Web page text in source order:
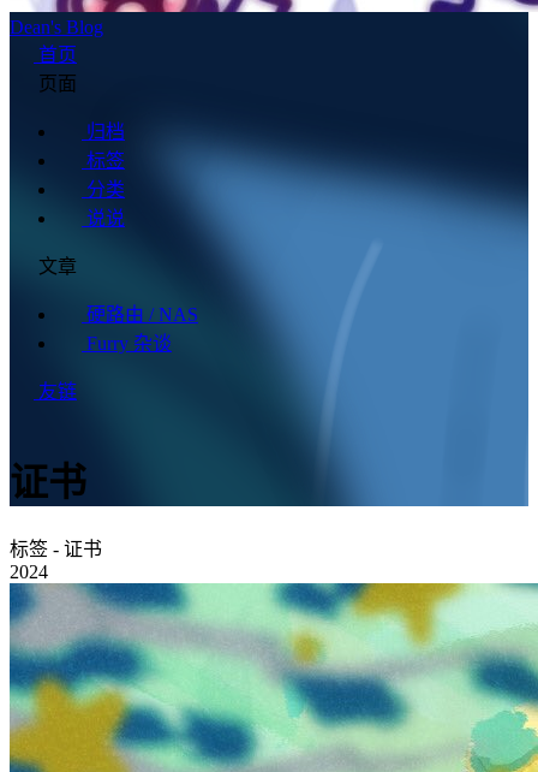
Dean's Blog
首页
页面
归档
标签
分类
说说
文章
硬路由 / NAS
Furry 杂谈
友链
证书
标签 - 证书
2024